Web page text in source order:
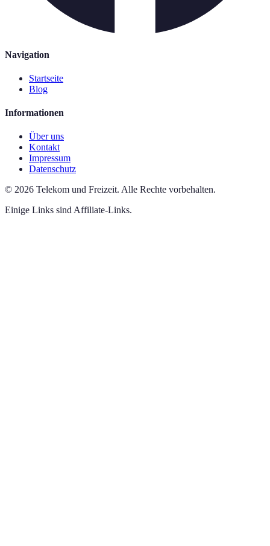
Navigation
Startseite
Blog
Informationen
Über uns
Kontakt
Impressum
Datenschutz
© 2026 Telekom und Freizeit. Alle Rechte vorbehalten.
Einige Links sind Affiliate-Links.